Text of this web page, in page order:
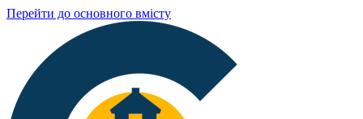
Перейти до основного вмісту